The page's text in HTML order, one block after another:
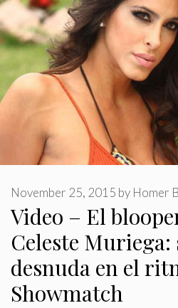
Video – El
Celeste Muriega:
desnuda en el
Showmatch
November 25, 2015 by Homer